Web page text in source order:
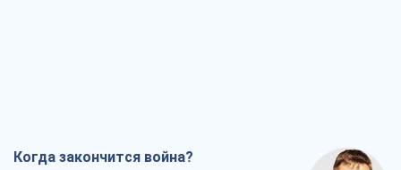
Когда закончится война?